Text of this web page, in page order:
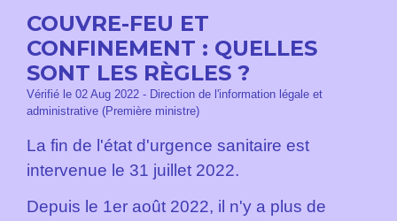
COUVRE-FEU ET
CONFINEMENT : QUELLES
SONT LES RÈGLES ?
Vérifié le 02 Aug 2022 - Direction de l'information légale et
administrative (Première ministre)
La fin de l'état d'urgence sanitaire est
intervenue le 31 juillet 2022.
Depuis le 1er août 2022, il n'y a plus de